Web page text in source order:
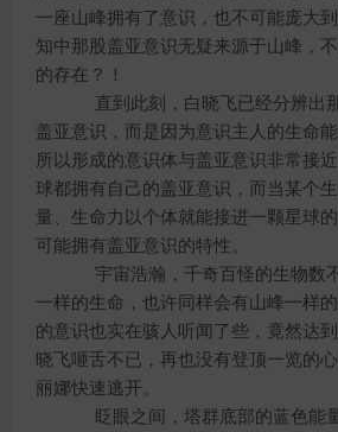
一座山峰拥有了意识，也不可能庞大
知中那股盖亚意识无疑来源于山峰，
的存在？！
直到此刻，白晓飞已经分辨出
盖亚意识，而是因为意识主人的生命
所以形成的意识体与盖亚意识非常接
球都拥有自己的盖亚意识，而当某个
量、生命力以个体就能接进一颗星球
可能拥有盖亚意识的特性。
宇宙浩瀚，千奇百怪的生物数
一样的生命，也许同样会有山峰一样
的意识也实在骇人听闻了些，竟然达
晓飞咂舌不已，再也没有登顶一览的
丽娜快速逃开。
眨眼之间，塔群底部的蓝色能